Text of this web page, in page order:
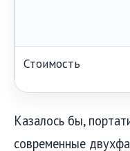
Стоимость
Казалось бы,
современные